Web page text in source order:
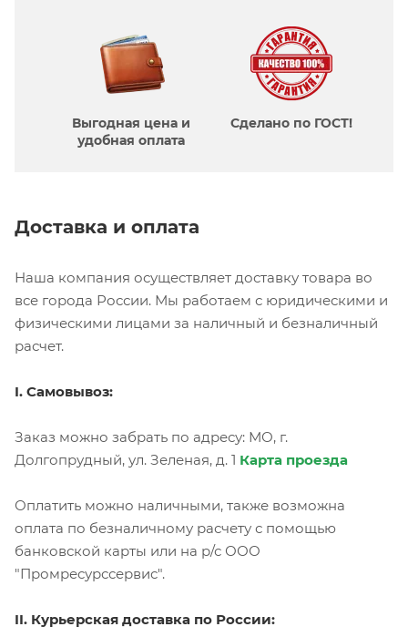
Выгодная цена и
удобная оплата
Сделано по ГОСТ!
Доставка и оплата
Наша компания осуществляет доставку товара во
все города России. Мы работаем с юридическими и
физическими лицами за наличный и безналичный
расчет.
I. Самовывоз:
Заказ можно забрать по адресу: МО, г.
Долгопрудный, ул. Зеленая, д. 1 Карта проезда
Оплатить можно наличными, также возможна
оплата по безналичному расчету с помощью
банковской карты или на р/с ООО
"Промресурссервис".
II. Курьерская доставка по России: